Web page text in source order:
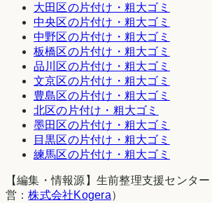
大田区の片付け・粗大ゴミ
中央区の片付け・粗大ゴミ
中野区の片付け・粗大ゴミ
板橋区の片付け・粗大ゴミ
品川区の片付け・粗大ゴミ
文京区の片付け・粗大ゴミ
豊島区の片付け・粗大ゴミ
北区の片付け・粗大ゴミ
墨田区の片付け・粗大ゴミ
目黒区の片付け・粗大ゴミ
練馬区の片付け・粗大ゴミ
【編集・情報源】生前整理支援センタ
営：株式会社Kogera）